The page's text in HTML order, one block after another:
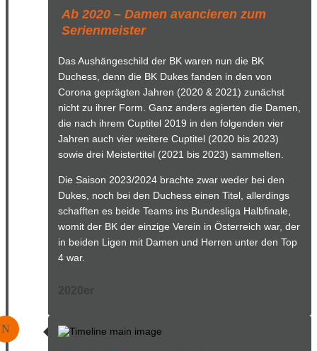
Ab 2020 – Damen avancieren zum
Serienmeister
Das Aushängeschild der BK waren nun die BK
Duchess, denn die BK Dukes fanden in den von
Corona geprägten Jahren (2020 & 2021) zunächst
nicht zu ihrer Form. Ganz anders agierten die Damen,
die nach ihrem Cuptitel 2019 in den folgenden vier
Jahren auch vier weitere Cuptitel (2020 bis 2023)
sowie drei Meistertitel (2021 bis 2023) sammelten.
Die Saison 2023/2024 brachte zwar weder bei den
Dukes, noch bei den Duchess einen Titel, allerdings
schafften es beide Teams ins Bundesliga Halbfinale,
womit der BK der einzige Verein in Österreich war, der
in beiden Ligen mit Damen und Herren unter den Top
4 war.
N